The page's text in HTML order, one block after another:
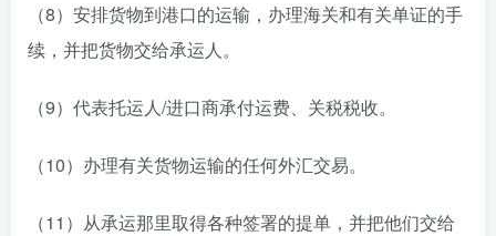
（8）安排货物到港口的运输，办理海关和有关单证的手
续，并把货物交给承运人。
（9）代表托运人/进口商承付运费、关税税收。
（10）办理有关货物运输的任何外汇交易。
（11）从承运那里取得各种签署的提单，并把他们交给